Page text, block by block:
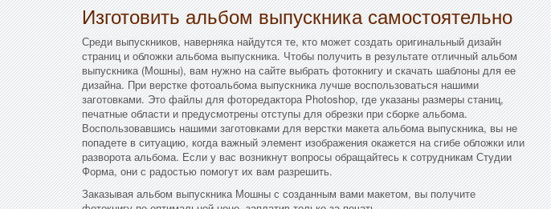
Изготовить альбом выпускника самостоятельно
Среди выпускников, наверняка найдутся те, кто может создать оригинальный дизайн
страниц и обложки альбома выпускника. Чтобы получить в результате отличный альбом
выпускника (Мошны), вам нужно на сайте выбрать фотокнигу и скачать шаблоны для ее
дизайна. При верстке фотоальбома выпускника лучше воспользоваться нашими
заготовками. Это файлы для фоторедактора Photoshop, где указаны размеры станиц,
печатные области и предусмотрены отступы для обрезки при сборке альбома.
Воспользовавшись нашими заготовками для верстки макета альбома выпускника, вы не
попадете в ситуацию, когда важный элемент изображения окажется на сгибе обложки или
разворота альбома. Если у вас возникнут вопросы обращайтесь к сотрудникам Студии
Форма, они с радостью помогут их вам разрешить.
Заказывая альбом выпускника Мошны с созданным вами макетом, вы получите